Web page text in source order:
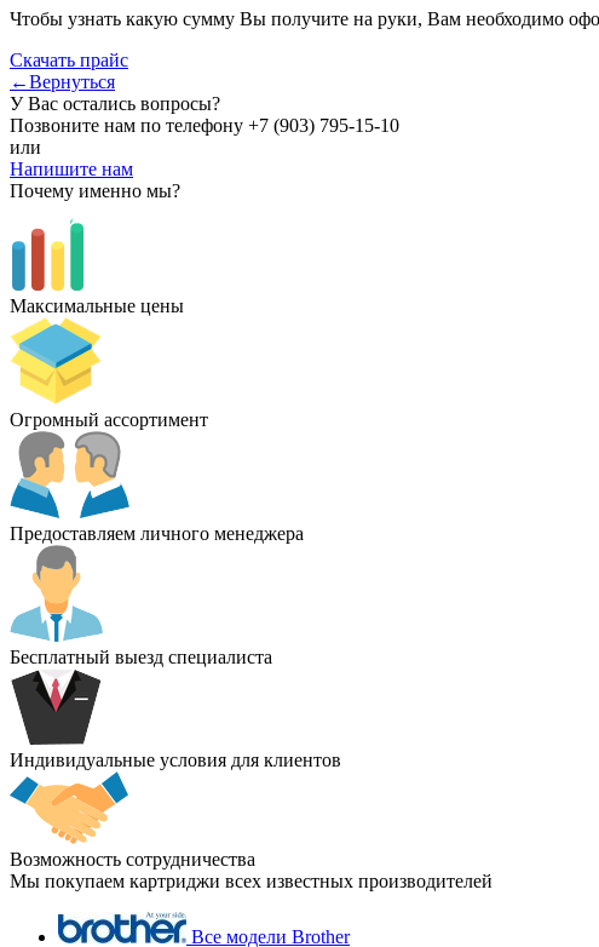
Чтобы узнать какую сумму Вы получите на руки, Вам необходимо
Скачать прайс
←Вернуться
У Вас остались вопросы?
Позвоните нам по телефону +7 (903) 795-15-10
или
Напишите нам
Почему именно мы?
Максимальные цены
Огромный ассортимент
Предоставляем личного менеджера
Бесплатный выезд специалиста
Индивидуальные условия для клиентов
Возможность сотрудничества
Мы покупаем картриджи всех известных производителей
Все модели Brother